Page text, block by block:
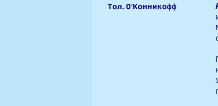
Тол. О'Конникофф